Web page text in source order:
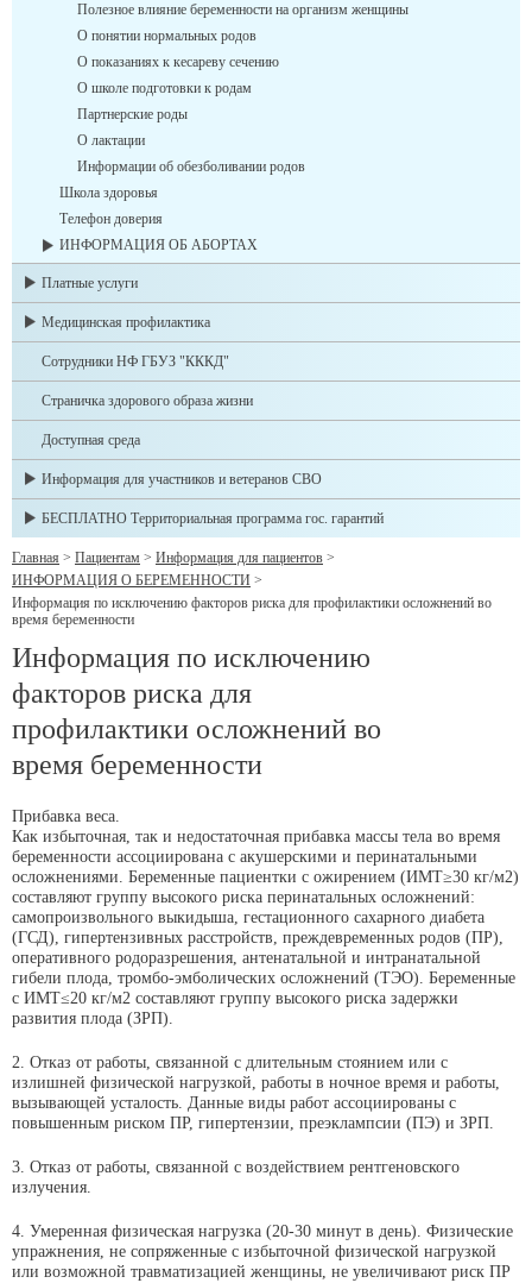
Полезное влияние беременности на организм женщины
О понятии нормальных родов
О показаниях к кесареву сечению
О школе подготовки к родам
Партнерские роды
О лактации
Информации об обезболивании родов
Школа здоровья
Телефон доверия
ИНФОРМАЦИЯ ОБ АБОРТАХ
Платные услуги
Медицинская профилактика
Сотрудники НФ ГБУЗ "КККД"
Страничка здорового образа жизни
Доступная среда
Информация для участников и ветеранов СВО
БЕСПЛАТНО Территориальная программа гос. гарантий
Главная > Пациентам > Информация для пациентов >
ИНФОРМАЦИЯ О БЕРЕМЕННОСТИ >
Информация по исключению факторов риска для профилактики осложнений во
время беременности
Информация по исключению
факторов риска для
профилактики осложнений во
время беременности
Прибавка веса.
Как избыточная, так и недостаточная прибавка массы тела во время
беременности ассоциирована с акушерскими и перинатальными
осложнениями. Беременные пациентки с ожирением (ИМТ≥30 кг/м2)
составляют группу высокого риска перинатальных осложнений:
самопроизвольного выкидыша, гестационного сахарного диабета
(ГСД), гипертензивных расстройств, преждевременных родов (ПР),
оперативного родоразрешения, антенатальной и интранатальной
гибели плода, тромбо-эмболических осложнений (ТЭО). Беременные
с ИМТ≤20 кг/м2 составляют группу высокого риска задержки
развития плода (ЗРП).
2. Отказ от работы, связанной с длительным стоянием или с
излишней физической нагрузкой, работы в ночное время и работы,
вызывающей усталость. Данные виды работ ассоциированы с
повышенным риском ПР, гипертензии, преэклампсии (ПЭ) и ЗРП.
3. Отказ от работы, связанной с воздействием рентгеновского
излучения.
4. Умеренная физическая нагрузка (20-30 минут в день). Физические
упражнения, не сопряженные с избыточной физической нагрузкой
или возможной травматизацией женщины, не увеличивают риск ПР